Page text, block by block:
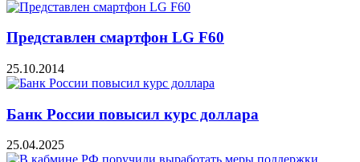
Представлен смартфон LG F60
25.10.2014
Банк России повысил курс доллара
25.04.2025